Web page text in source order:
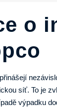
o
síť. To je
výpadku